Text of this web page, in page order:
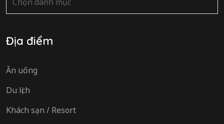
mục
Địa điểm
Ăn uống
Du lịch
Khách sạn / Resort